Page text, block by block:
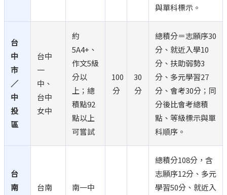
與單科標示。
台
中
市
／
中
投
區
台中
一
中、
台中
女中
約
5A4+、
作文5級
分以
上；總
積點92
點以上
可嘗試
100
分
30
分
總積分＝志願序30
分、就近入學10
分、扶助弱勢3
分、多元學習27
分、會考30分；同
分後比會考總積
點、等級標示與單
科順序。
台
南
台南
南一中
總積分108分，含
志願序12分、多元
學習50分、就近入